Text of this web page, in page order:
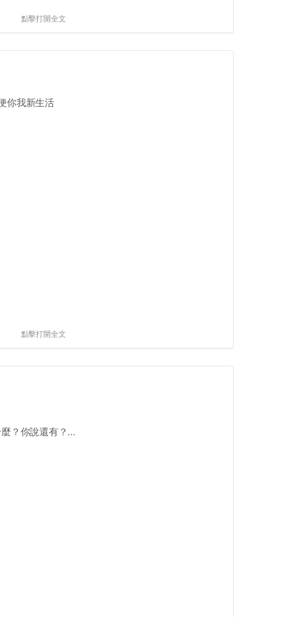
點擊打開全文
你我新生活
點擊打開全文
？你說還有？...